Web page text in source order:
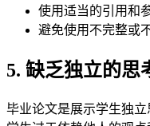
使用适当的引用和
避免使用不完整或
5. 缺乏独立的思
毕业论文是展示学生独